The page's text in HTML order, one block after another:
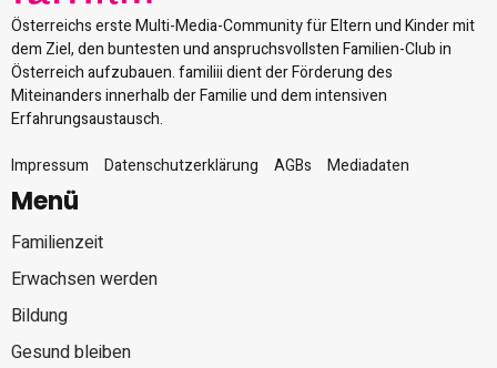
Österreichs erste Multi-Media-Community für Eltern und Kinder mit
dem Ziel, den buntesten und anspruchsvollsten Familien-Club in
Österreich aufzubauen. familiii dient der Förderung des
Miteinanders innerhalb der Familie und dem intensiven
Erfahrungsaustausch.
Impressum
Datenschutzerklärung AGBs Mediadaten
Menü
Familienzeit
Erwachsen werden
Bildung
Gesund bleiben